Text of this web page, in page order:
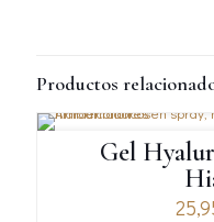
Productos
Gel